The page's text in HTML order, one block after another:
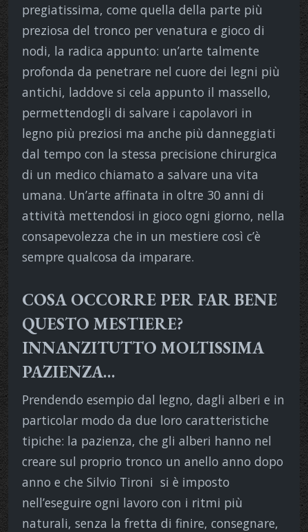
pregiatissima, come quella della parte più
preziosa del tronco per venatura e gioco di
nodi, la radica appunto: un’arte talmente
profonda da penetrare nel cuore dei legni più
antichi, laddove si cela appunto il massello,
permettendogli di salvare i capolavori in
legno più preziosi ma anche più danneggiati
dal tempo con la stessa precisione chirurgica
di un medico chiamato a salvare una vita
umana. Un’arte affinata in oltre 30 anni di
attività mettendosi in gioco ogni giorno, nella
consapevolezza che in un mestiere così c’è
sempre qualcosa da imparare.
COSA OCCORRE PER FAR BENE
QUESTO MESTIERE?
INNANZITUTTO MOLTISSIMA
PAZIENZA…
Prendendo esempio dal legno, dagli alberi e in
particolar modo da due loro caratteristiche
tipiche: la pazienza, che gli alberi hanno nel
creare sul proprio tronco un anello anno dopo
anno e che Silvio Tironi si è imposto
nell’eseguire ogni lavoro con i ritmi più
naturali, senza la fretta di finire, consegnare,